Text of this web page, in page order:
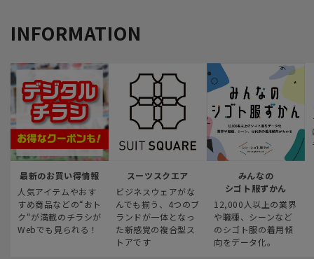
INFORMATION
最新のお買い得情報
人気アイテムやおす
すめ商品などの“おト
ク“が満載のチラシが
Webでも見られる！
スーツスクエア
ビジネスウェアがな
んでも揃う、4つのブ
ランドが一体となっ
た新感覚の複合型ス
トアです
みんなの
シゴト服ずかん
12,000人以上の業界
や職種、シーンなど
のシゴト服の着用傾
向をデータ化。